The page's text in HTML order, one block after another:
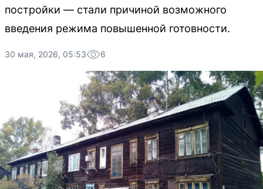
постройки — стали причиной возможного
введения режима повышенной готовности.
30 мая, 2026, 05:53 6